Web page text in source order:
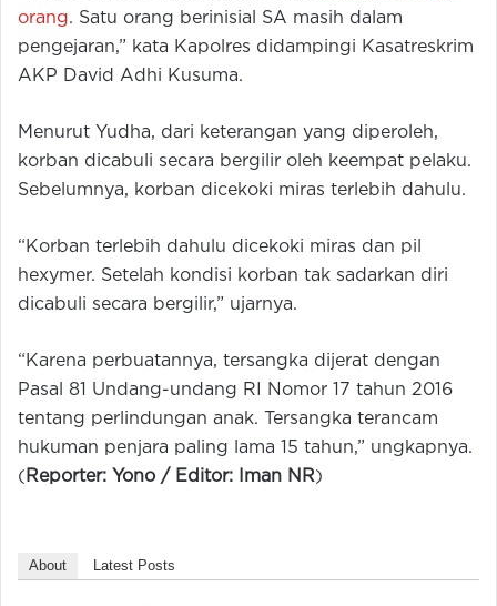
orang. Satu orang berinisial SA masih dalam
pengejaran,” kata Kapolres didampingi Kasatreskrim
AKP David Adhi Kusuma.
Menurut Yudha, dari keterangan yang diperoleh,
korban dicabuli secara bergilir oleh keempat pelaku.
Sebelumnya, korban dicekoki miras terlebih dahulu.
“Korban terlebih dahulu dicekoki miras dan pil
hexymer. Setelah kondisi korban tak sadarkan diri
dicabuli secara bergilir,” ujarnya.
“Karena perbuatannya, tersangka dijerat dengan
Pasal 81 Undang-undang RI Nomor 17 tahun 2016
tentang perlindungan anak. Tersangka terancam
hukuman penjara paling lama 15 tahun,” ungkapnya.
( Reporter: Yono / Editor: Iman NR)
About Latest Posts